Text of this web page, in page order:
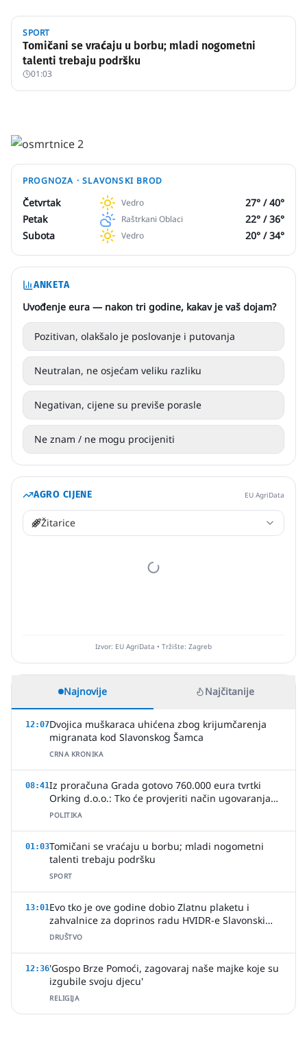
SPORT
Tomičani se vraćaju u borbu; mladi nogometni
talenti trebaju podršku
01:03
PROGNOZA ·SLAVONSKI BROD
Četvrtak Vedro 27° /40°
Petak
Raštrkani Oblaci 22° /36°
Subota
Vedro 20° /34°
ANKETA
Uvođenje eura — nakon tri godine, kakav je vaš dojam?
Pozitivan, olakšalo je poslovanje i putovanja
Neutralan, ne osjećam veliku razliku
Negativan, cijene su previše porasle
Ne znam / ne mogu procijeniti
AGRO CIJENE EU AgriData
Žitarice
Izvor: EU AgriData • Tržište: Zagreb
Najnovije Najčitanije
12:07Dvojica muškaraca uhićena zbog krijumčarenja
migranata kod Slavonskog Šamca
CRNA KRONIKA
08:41Iz proračuna Grada gotovo 760.000 eura tvrtki
Orking d.o.o.: Tko će provjeriti način ugovaranja
poslova?
POLITIKA
01:03Tomičani se vraćaju u borbu; mladi nogometni
talenti trebaju podršku
SPORT
13:01Evo tko je ove godine dobio Zlatnu plaketu i
zahvalnice za doprinos radu HVIDR-e Slavonski
Brod
DRUŠTVO
12:36'Gospo Brze Pomoći, zagovaraj naše majke koje su
izgubile svoju djecu'
RELIGIJA